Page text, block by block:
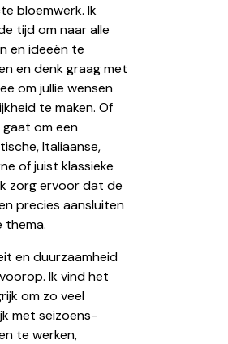
bloemwerk. Ik
tijd om naar alle
en ideeën te
en denk graag met
om jullie wensen
te maken. Of
om een
Italiaanse,
of juist klassieke
zorg ervoor dat de
precies aansluiten
thema.
en duurzaamheid
Ik vind het
om zo veel
met seizoens-
te werken,